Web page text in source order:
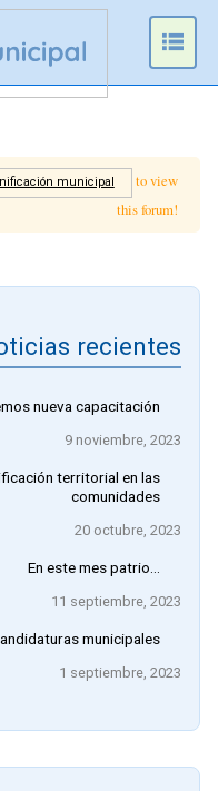
municipal
to view
this forum!
recientes
nueva capacitación
9 noviembre, 2023
territorial en las
comunidades
20 octubre, 2023
En este mes patrio…
11 septiembre, 2023
municipales
1 septiembre, 2023